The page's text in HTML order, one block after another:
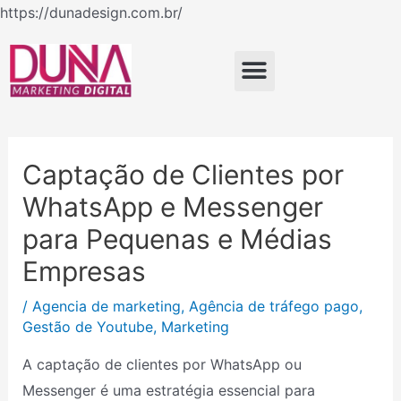
https://dunadesign.com.br/Ir
Menu
Captação de Clientes por
WhatsApp e Messenger
para Pequenas e Médias
Empresas
/ Agencia de marketing, Agência de tráfego pago,
Gestão de Youtube, Marketing
A captação de clientes por WhatsApp ou
Messenger é uma estratégia essencial para
de
Post